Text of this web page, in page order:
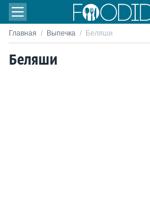
Главная / Выпечка / Беляши
Беляши